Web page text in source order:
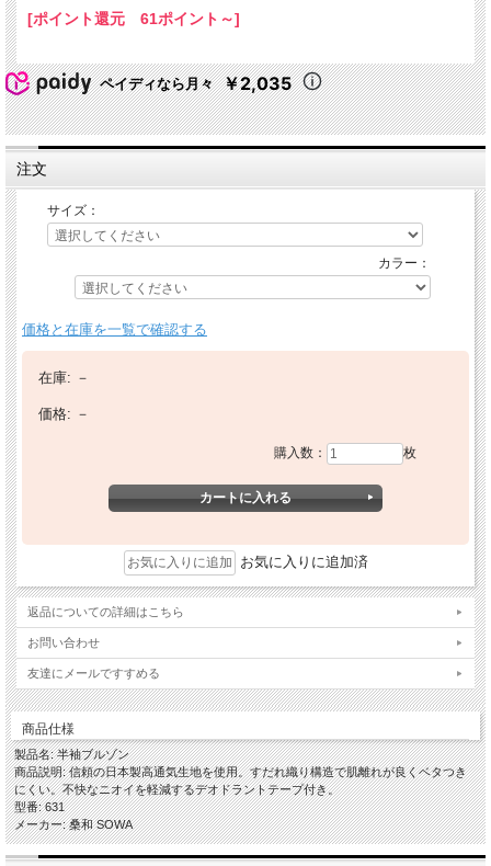
[ポイント還元 61ポイント～]
ペイディなら月々 ￥2,035
注文
サイズ：
カラー：
価格と在庫を一覧で確認する
在庫: －
価格: －
購入数： 枚
お気に入りに追加済
返品についての詳細はこちら
お問い合わせ
友達にメールですすめる
商品仕様
製品名: 半袖ブルゾン
商品説明: 信頼の日本製高通気生地を使用。すだれ織り構造で肌離れが良くベタつき
にくい。不快なニオイを軽減するデオドラントテープ付き。
型番: 631
メーカー: 桑和 SOWA